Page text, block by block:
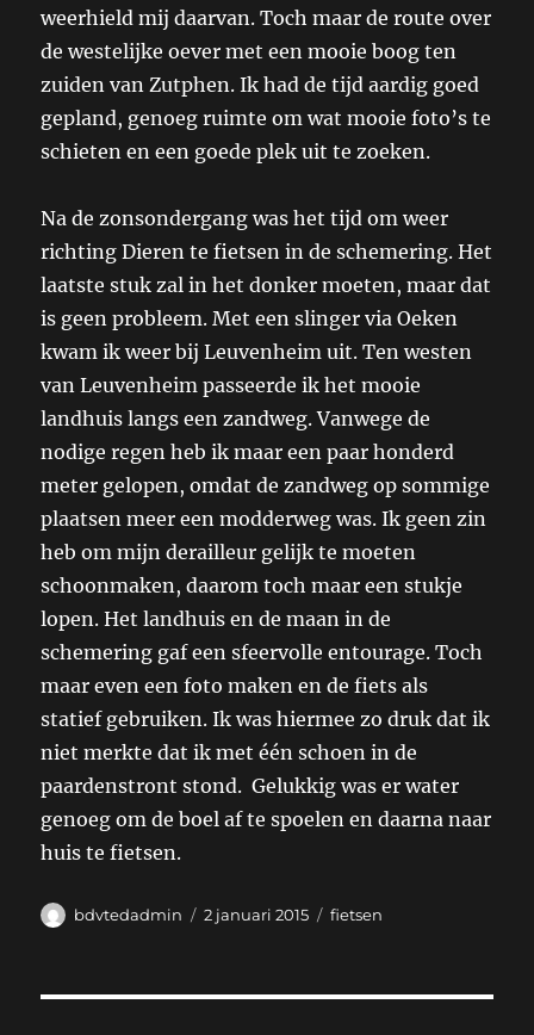
weerhield mij daarvan. Toch maar de route over
de westelijke oever met een mooie boog ten
zuiden van Zutphen. Ik had de tijd aardig goed
gepland, genoeg ruimte om wat mooie foto’s te
schieten en een goede plek uit te zoeken.
Na de zonsondergang was het tijd om weer
richting Dieren te fietsen in de schemering. Het
laatste stuk zal in het donker moeten, maar dat
is geen probleem. Met een slinger via Oeken
kwam ik weer bij Leuvenheim uit. Ten westen
van Leuvenheim passeerde ik het mooie
landhuis langs een zandweg. Vanwege de
nodige regen heb ik maar een paar honderd
meter gelopen, omdat de zandweg op sommige
plaatsen meer een modderweg was. Ik geen zin
heb om mijn derailleur gelijk te moeten
schoonmaken, daarom toch maar een stukje
lopen. Het landhuis en de maan in de
schemering gaf een sfeervolle entourage. Toch
maar even een foto maken en de fiets als
statief gebruiken. Ik was hiermee zo druk dat ik
niet merkte dat ik met één schoen in de
paardenstront stond. Gelukkig was er water
genoeg om de boel af te spoelen en daarna naar
huis te fietsen.
Auteur
bdvtedadmin
Geplaatst
2 januari 2015 Categorieën
fietsen